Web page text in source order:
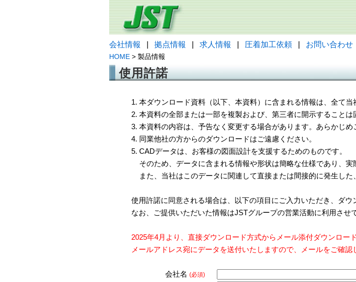
会社情報 拠点情報 求人情報 圧着加工依頼 お問い合わせ
HOME > 製品情報
使用許諾
1. 本ダウンロード資料（以下、本資料）に含まれる情報は、全て当
2. 本資料の全部または一部を複製および、第三者に開示することは
3. 本資料の内容は、予告なく変更する場合があります。あらかじめ
4. 同業他社の方からのダウンロードはご遠慮ください。
5. CADデータは、お客様の図面設計を支援するためのものです。
そのため、データに含まれる情報や形状は簡略な仕様であり、実
また、当社はこのデータに関連して直接または間接的に発生した
使用許諾に同意される場合は、以下の項目にご入力いただき、ダウ
なお、ご提供いただいた情報はJSTグループの営業活動に利用させ
2025年4月より、直接ダウンロード方式からメール添付ダウンロー
メールアドレス宛にデータを送付いたしますので、メールをご確認
会社名 (必須)